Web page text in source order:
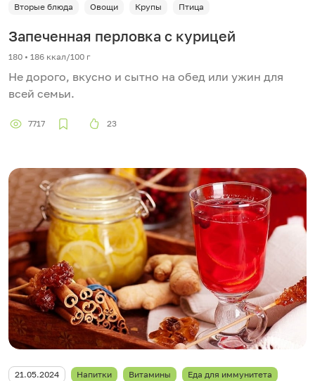
Вторые блюда
Овощи Крупы Птица
Запеченная перловка с курицей
180 • 186 ккал/100 г
Не дорого, вкусно и сытно на обед или ужин для
всей семьи.
7717 23
21.05.2024 Напитки Витамины Еда для иммунитета